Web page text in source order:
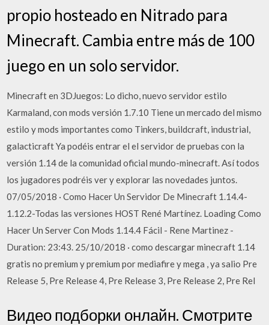
propio hosteado en Nitrado para
Minecraft. Cambia entre más de 100
juego en un solo servidor.
Minecraft en 3DJuegos: Lo dicho, nuevo servidor estilo
Karmaland, con mods versión 1.7.10 Tiene un mercado del mismo
estilo y mods importantes como Tinkers, buildcraft, industrial,
galacticraft Ya podéis entrar el el servidor de pruebas con la
versión 1.14 de la comunidad oficial mundo-minecraft. Así todos
los jugadores podréis ver y explorar las novedades juntos.
07/05/2018 · Como Hacer Un Servidor De Minecraft 1.14.4-
1.12.2-Todas las versiones HOST René Martínez. Loading Como
Hacer Un Server Con Mods 1.14.4 Fácil - Rene Martinez -
Duration: 23:43. 25/10/2018 · como descargar minecraft 1.14
gratis no premium y premium por mediafire y mega , ya salio Pre
Release 5, Pre Release 4, Pre Release 3, Pre Release 2, Pre Rel
Видео подборки онлайн. Смотрите